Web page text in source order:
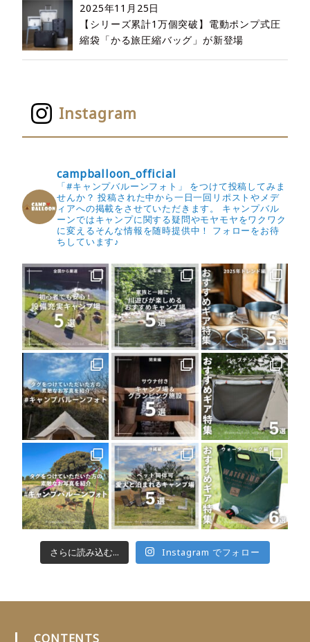
2025年11月25日
【シリーズ累計1万個突破】電動ポンプ式圧
縮袋「かる旅圧縮バッグ」が新登場
Instagram
campballoon_official
「#キャンプバルーンフォト」 をつけて投稿してみま
せんか？ 投稿された中から一日一回リポストやメデ
ィアへの掲載をさせていただきます。
キャンプバル
ーンではキャンプに関する疑問やモヤモヤをワクワク
に変えるそんな情報を随時提供中！
フォローをお待
ちしています♪
さらに読み込む... Instagram でフォロー
CONTENTS